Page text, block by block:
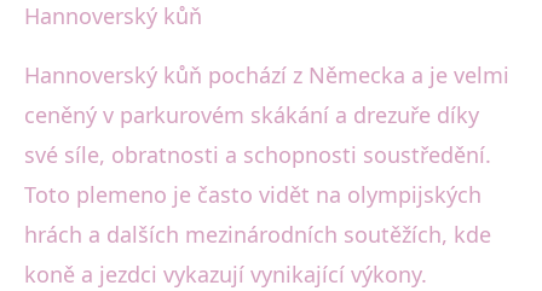
Hannoverský kůň
Hannoverský kůň pochází z Německa a je velmi
ceněný v parkurovém skákání a drezuře díky
své síle, obratnosti a schopnosti soustředění.
Toto plemeno je často vidět na olympijských
hrách a dalších mezinárodních soutěžích, kde
koně a jezdci vykazují vynikající výkony.